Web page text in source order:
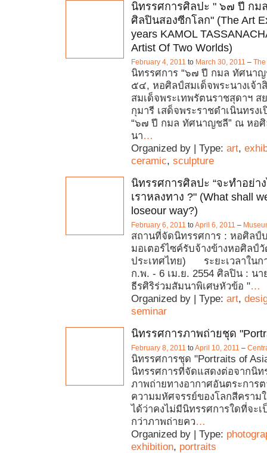
นิทรรศการศิลปะ " ๖๗ ปี ก
ศิลปินสองซีกโลก" (The Art
years KAMOL
Artist Of Two Worlds)
February 4, 2011 to March 30, 2011 –
นิทรรศการ “๖๗ ปี กมล ทัศนา
๕๔, หอศิลป์สมเด็จพระนางเจ้า
สมเด็จพระเทพรัตนราชสุดาฯ ส
กุมารี เสด็จพระราชดำเนินทรง
“๖๗ ปี กมล ทัศนาญชลี” ณ หอศิ
นา…
Organized by | Type: art,
ceramic, sculpture
นิทรรศการศิลปะ “จะทำอย่า
เราหลงทาง ?" (What shall
loseour way?)
February 6, 2011 toApril 6, 2011 –
สถานที่จัดนิทรรศการ : หอศิลป์
มอเตอร์ไซค์รับจ้างข้างหอศิลป์
ประเทศไทย) ระยะเวลาในก
ก.พ. - 6 เม.ย. 2554 ศิลปิน : นา
ธีรศิริร่วมสัมนาพิเศษหัวข้อ "…
Organized by | Type: art,
seminar
นิทรรศการภาพถ่ายชุด
February 8, 2011 toApril 10, 2011 –
นิทรรศการชุด "Portraits of
นิทรรศการที่จัดแสดงต่อจากนิท
ภาพถ่ายทางอากาศอันตระการ
ความมหัศจรรย์ของโลกสีคราม
ได้ว่าคงไม่มีนิทรรศการใดที่จะ
กว่าภาพถ่ายคว…
Organized by | Type:
exhibition, portraits